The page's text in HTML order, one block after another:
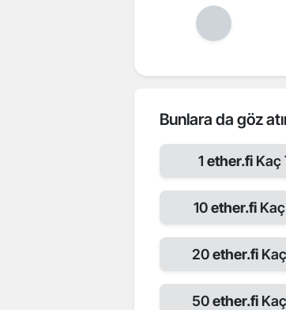
Bunlara da göz
1 ether.fi Kaç
10ether.fi
20ether.fi
50ether.fi